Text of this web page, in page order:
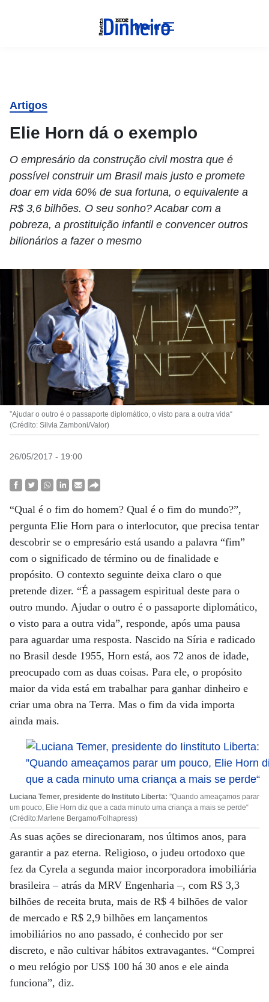
Menu
Artigos
Elie Horn dá o exemplo
O empresário da construção civil mostra que é
possível construir um Brasil mais justo e promete
doar em vida 60% de sua fortuna, o equivalente a
R$ 3,6 bilhões. O seu sonho? Acabar com a
pobreza, a prostituição infantil e convencer outros
bilionários a fazer o mesmo
”Ajudar o outro é o passaporte diplomático, o visto para a outra vida“
(Crédito: Silvia Zamboni/Valor)
26/05/2017 - 19:00
“Qual é o fim do homem? Qual é o fim do mundo?”,
pergunta Elie Horn para o interlocutor, que precisa tentar
descobrir se o empresário está usando a palavra “fim”
com o significado de término ou de finalidade e
propósito. O contexto seguinte deixa claro o que
pretende dizer. “É a passagem espiritual deste para o
outro mundo. Ajudar o outro é o passaporte diplomático,
o visto para a outra vida”, responde, após uma pausa
para aguardar uma resposta. Nascido na Síria e radicado
no Brasil desde 1955, Horn está, aos 72 anos de idade,
preocupado com as duas coisas. Para ele, o propósito
maior da vida está em trabalhar para ganhar dinheiro e
criar uma obra na Terra. Mas o fim da vida importa
ainda mais.
Luciana Temer, presidente do Instituto Liberta: ”Quando ameaçamos parar
um pouco, Elie Horn diz que a cada minuto uma criança a mais se perde“
(Crédito:Marlene Bergamo/Folhapress)
As suas ações se direcionaram, nos últimos anos, para
garantir a paz eterna. Religioso, o judeu ortodoxo que
fez da Cyrela a segunda maior incorporadora imobiliária
brasileira – atrás da MRV Engenharia –, com R$ 3,3
bilhões de receita bruta, mais de R$ 4 bilhões de valor
de mercado e R$ 2,9 bilhões em lançamentos
imobiliários no ano passado, é conhecido por ser
discreto, e não cultivar hábitos extravagantes. “Comprei
o meu relógio por US$ 100 há 30 anos e ele ainda
funciona”, diz.